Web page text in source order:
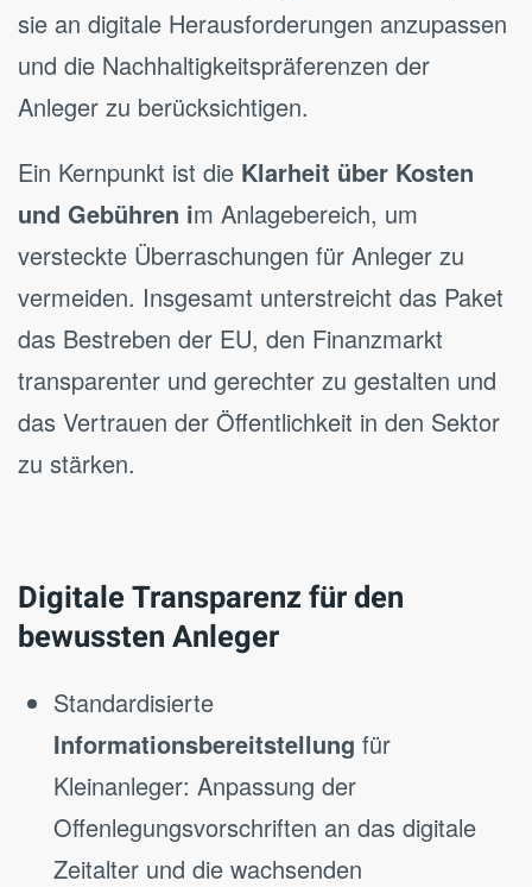
sie an digitale Herausforderungen anzupassen
und die Nachhaltigkeitspräferenzen der
Anleger zu berücksichtigen.
Ein Kernpunkt ist die Klarheit über Kosten
und Gebühren im Anlagebereich, um
versteckte Überraschungen für Anleger zu
vermeiden. Insgesamt unterstreicht das Paket
das Bestreben der EU, den Finanzmarkt
transparenter und gerechter zu gestalten und
das Vertrauen der Öffentlichkeit in den Sektor
zu stärken.
Digitale Transparenz für den
bewussten Anleger
Standardisierte
Informationsbereitstellung für
Kleinanleger: Anpassung der
Offenlegungsvorschriften an das digitale
Zeitalter und die wachsenden